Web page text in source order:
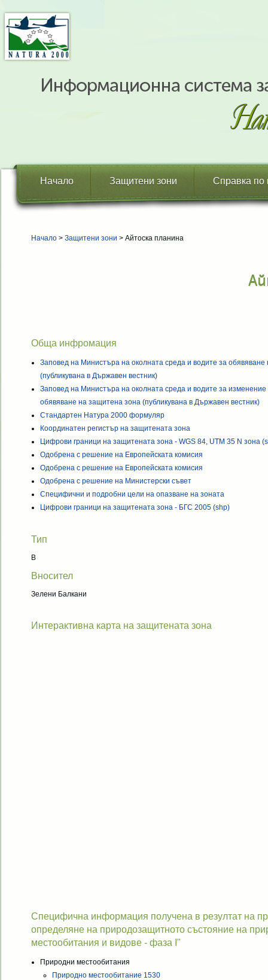
Начало Защитени зони Справка по
Начало > Защитени зони > Айтоска планина
Обща инфромация
Заповед на Министъра на околната среда и водите за
(публикувана в Държавен вестник)
Заповед на Министъра на околната среда и водите за изменение
обявяване на защитена зона (публикувана в Държавен вестник)
Стандартен Натура 2000 формуляр
Координатен регистър на защитената зона
Цифрови граници на защитената зона - WGS 84, UTM 35 N зона
Одобрена с решение на Европейската комисия
Одобрена с решение на Европейската комисия
Одобрена с решение на Министерски съвет
Специфични и подробни цели на опазване на зоната
Цифрови граници на защитената зона - БГС 2005 (shp)
Тип
B
Вносител
Зелени Балкани
Интерактивна карта на защитената зона
Специфична информация получена в резултат на
определяне на природозащитното състояние на
местообитания и видове - фаза I"
Природни местообитания
Природно местообитание 1530